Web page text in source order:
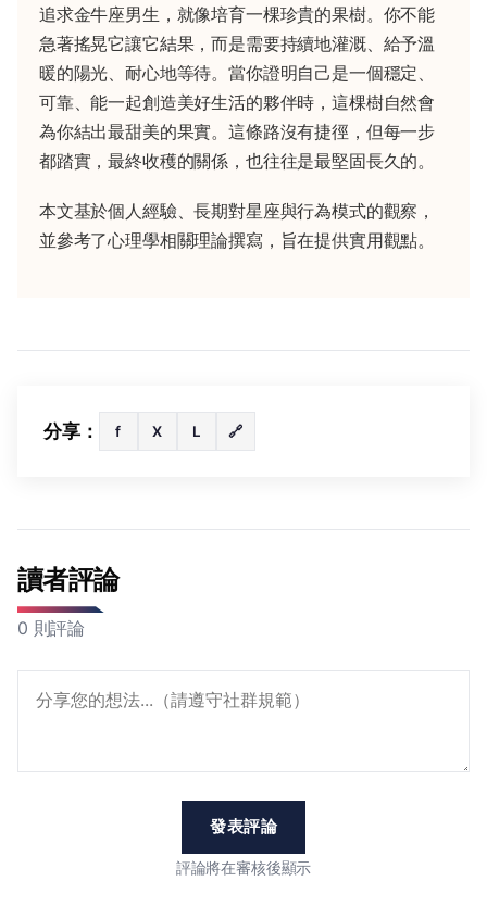
追求金牛座男生，就像培育一棵珍貴的果樹。你不能
急著搖晃它讓它結果，而是需要持續地灌溉、給予溫
暖的陽光、耐心地等待。當你證明自己是一個穩定、
可靠、能一起創造美好生活的夥伴時，這棵樹自然會
為你結出最甜美的果實。這條路沒有捷徑，但每一步
都踏實，最終收穫的關係，也往往是最堅固長久的。
本文基於個人經驗、長期對星座與行為模式的觀察，
並參考了心理學相關理論撰寫，旨在提供實用觀點。
分享： f X L 🔗
讀者評論
0 則評論
發表評論
評論將在審核後顯示